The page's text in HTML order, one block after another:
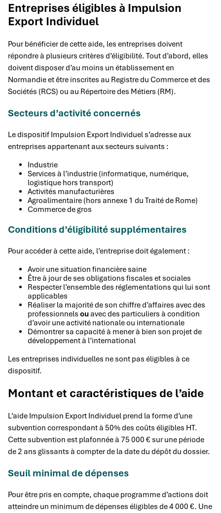
Entreprises éligibles à Impulsion
Export Individuel
Pour bénéficier de cette aide, les entreprises doivent
répondre à plusieurs critères d’éligibilité. Tout d’abord, elles
doivent disposer d’au moins un établissement en
Normandie et être inscrites au Registre du Commerce et des
Sociétés (RCS) ou au Répertoire des Métiers (RM).
Secteurs d’activité concernés
Le dispositif Impulsion Export Individuel s’adresse aux
entreprises appartenant aux secteurs suivants :
Industrie
Services à l’industrie (informatique, numérique,
logistique hors transport)
Activités manufacturières
Agroalimentaire (hors annexe 1 du Traité de Rome)
Commerce de gros
Conditions d’éligibilité supplémentaires
Pour accéder à cette aide, l’entreprise doit également :
Avoir une situation financière saine
Être à jour de ses obligations fiscales et sociales
Respecter l’ensemble des réglementations qui lui sont
applicables
Réaliser la majorité de son chiffre d’affaires avec des
professionnels ouavec des particuliers à condition
d’avoir une activité nationale ou internationale
Démontrer sa capacité à mener à bien son projet de
développement à l’international
Les entreprises individuelles ne sont pas éligibles à ce
dispositif.
Montant et caractéristiques de l’aide
L’aide Impulsion Export Individuel prend la forme d’une
subvention correspondant à 50% des coûts éligibles HT.
Cette subvention est plafonnée à 75 000 € sur une période
de 2 ans glissants à compter de la date du dépôt du dossier.
Seuil minimal de dépenses
Pour être pris en compte, chaque programme d’actions doit
atteindre un minimum de dépenses éligibles de 4 000 €. Une